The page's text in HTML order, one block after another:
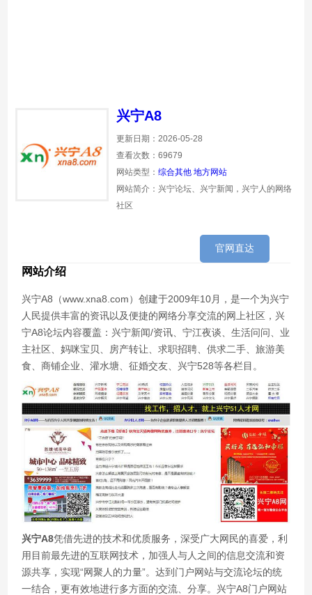
兴宁A8
更新日期：2026-05-28
查看次数：69679
网站类型：综合其他 地方网站
网站简介：兴宁论坛、兴宁新闻，兴宁人的网络
社区
官网直达
网站介绍
兴宁A8（www.xna8.com）创建于2009年10月，是一个为兴宁
人民提供丰富的资讯以及便捷的网络分享交流的网上社区，兴
宁A8论坛内容覆盖：兴宁新闻/资讯、宁江夜谈、生活问问、业
主社区、妈咪宝贝、房产转让、求职招聘、供求二手、旅游美
食、商铺企业、灌水塘、征婚交友、兴宁528等各栏目。
兴宁A8凭借先进的技术和优质服务，深受广大网民的喜爱，利
用目前最先进的互联网技术，加强人与人之间的信息交流和资
源共享，实现“网聚人的力量”。达到门户网站与交流论坛的统
一结合，更有效地进行多方面的交流、分享。兴宁A8门户网站